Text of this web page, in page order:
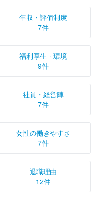
年収・評価制度
7件
福利厚生・環境
9件
社員・経営陣
7件
女性の働きやすさ
7件
退職理由
12件